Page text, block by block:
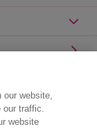
our website,
our traffic.
website